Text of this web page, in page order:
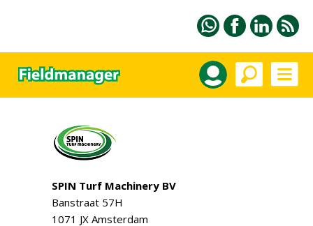
SPIN Turf Machinery BV
Banstraat 57H
1071 JX Amsterdam